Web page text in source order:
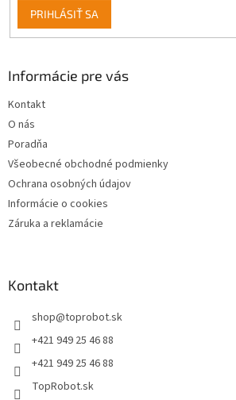
PRIHLÁSIŤ SA
Informácie pre vás
Kontakt
O nás
Poradňa
Všeobecné obchodné podmienky
Ochrana osobných údajov
Informácie o cookies
Záruka a reklamácie
Kontakt
shop@toprobot.sk
+421 949 25 46 88
+421 949 25 46 88
TopRobot.sk